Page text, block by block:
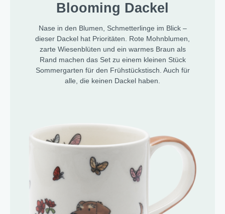
Blooming Dackel
Nase in den Blumen, Schmetterlinge im Blick –
dieser Dackel hat Prioritäten. Rote Mohnblumen,
zarte Wiesenblüten und ein warmes Braun als
Rand machen das Set zu einem kleinen Stück
Sommergarten für den Frühstückstisch. Auch für
alle, die keinen Dackel haben.